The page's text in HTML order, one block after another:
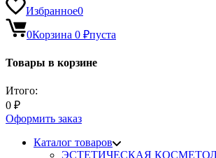
Избранное0
0Корзина 0 ₽пуста
Товары в корзине
Итого:
0 ₽
Оформить заказ
Каталог товаров
ЭСТЕТИЧЕСКАЯ